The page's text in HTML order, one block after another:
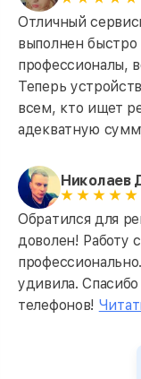
Отличный
выполнен
профессионалы,
Теперь
всем, кто ищет
адекватную
Николаев
Обратился для
доволен! Работу
удивила.
телефонов!